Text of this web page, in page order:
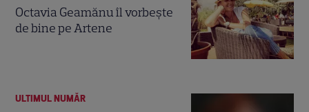
Octavia Geamănu îl vorbeşte
de bine pe Artene
ULTIMUL NUMĂR